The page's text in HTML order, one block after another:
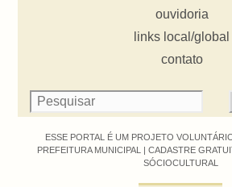
ouvidoria
links local/global
contato
ESSE PORTAL É UM PROJETO
PREFEITURA MUNICIPAL | CADASTRE
SÓCIOCULTURAL